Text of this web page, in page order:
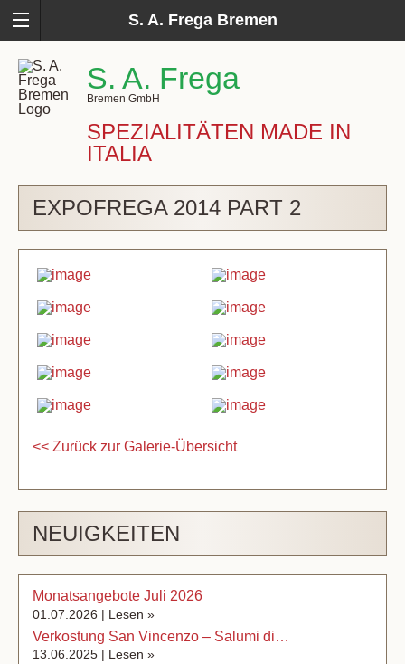
S. A. Frega Bremen
S. A. Frega
Bremen GmbH
SPEZIALITÄTEN MADE IN
ITALIA
EXPOFREGA 2014 PART 2
<< Zurück zur Galerie-Übersicht
NEUIGKEITEN
Monatsangebote Juli 2026
01.07.2026 | Lesen »
Verkostung San Vincenzo – Salumi di…
13.06.2025 | Lesen »